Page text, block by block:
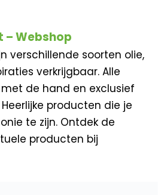
– Webshop
verschillende soorten olie,
verkrijgbaar. Alle
de hand en exclusief
producten die je
te zijn. Ontdek de
producten bij